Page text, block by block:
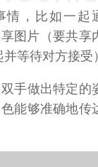
，比如一起
图片（要共享
等待对方接受
手做出特定的
能够准确地传